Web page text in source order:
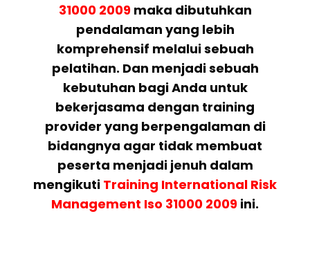
31000 2009maka dibutuhkan
pendalaman yang lebih
komprehensif melalui sebuah
pelatihan. Dan menjadi sebuah
kebutuhan bagi Anda untuk
bekerjasama dengan training
provider yang berpengalaman di
bidangnya agar tidak membuat
peserta menjadi jenuh dalam
mengikuti Training International Risk
Management Iso 31000 2009 ini.